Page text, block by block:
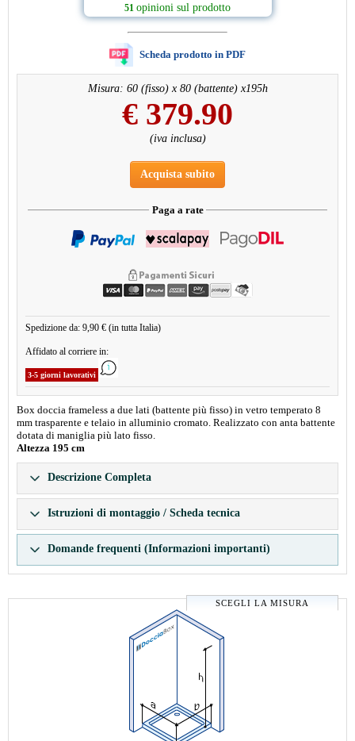
51 opinioni sul prodotto
Scheda prodotto in PDF
Misura: 60 (fisso) x 80 (battente) x195h
€ 379.90
(iva inclusa)
Acquista subito
Paga a rate
Spedizione da: 9,90 € (in tutta Italia)
Affidato al corriere in:
3-5 giorni lavorativi
Box doccia frameless a due lati (battente più fisso) in vetro temperato 8
mm trasparente e telaio in alluminio cromato. Realizzato con anta battente
dotata di maniglia più lato fisso.
Altezza 195 cm
Descrizione Completa
Istruzioni di montaggio / Scheda tecnica
Domande frequenti (Informazioni importanti)
SCEGLI LA MISURA